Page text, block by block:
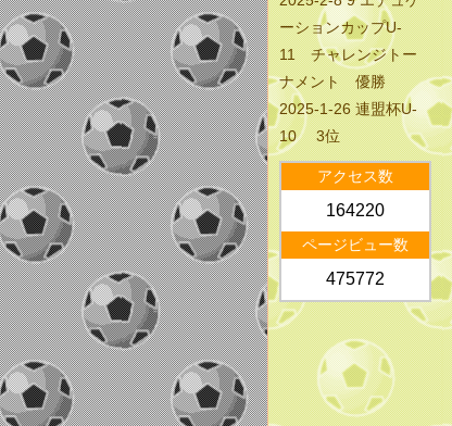
ーションカップU-
11 チャレンジトー
ナメント 優勝
2025-1-26 連盟杯U-
10 3位
アクセス数
164220
ページビュー数
475772